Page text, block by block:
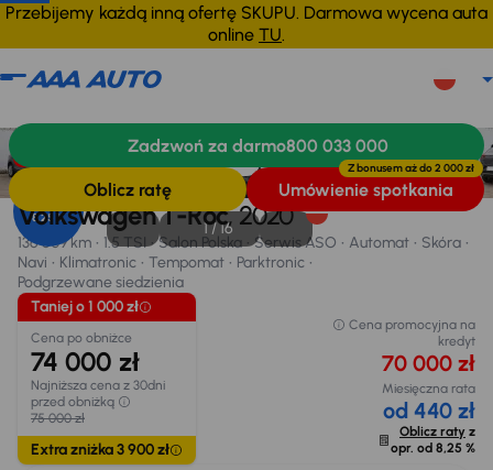
Przebijemy każdą inną ofertę SKUPU. Darmowa wycena auta
online TU.
Taniej o 1 000 zł
8,25 %
1 /16
Volkswagen T-Roc, 2020
136 609 km 1.5 TSI Salon Polska Serwis ASO Automat
Skóra
Navi
Klimatronic Tempomat
Parktronic
Podgrzewane siedzienia
Taniej o 1 000 zł
Cena po obniżce
74 000 zł
Najniższa cena z 30dni
przed obniżką
75 000 zł
Extra zniżka 3 900 zł
Cena promocyjna na
kredyt
70 000 zł
Miesięczna rata
od 440 zł
Oblicz raty z
opr. od 8,25 %
WyposażenieZalety samochoduFinansowanie
Zadzwoń za darmo800 033 000
Oblicz ratę Umówienie spotkania
Z bonusem aż do2 000 zł